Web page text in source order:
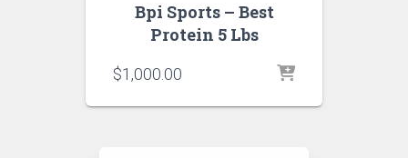
Bpi Sports – Best
Protein 5 Lbs
$1,000.00